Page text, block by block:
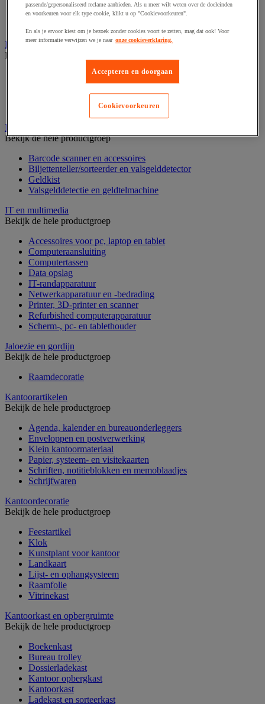
Deurnaambord
Folderrek en -houder
Bekijk de hele productgroep
Mobiel folderrek
Tafel folderstandaard
Inname en beheer van geld
Bekijk de hele productgroep
Barcode scanner en accessoires
Biljettenteller/sorteerder en valsgelddetector
Geldkist
Valsgelddetectie en geldtelmachine
IT en multimedia
Bekijk de hele productgroep
Accessoires voor pc, laptop en tablet
Computeraansluiting
Computertassen
Data opslag
IT-randapparatuur
Netwerkapparatuur en -bedrading
Printer, 3D-printer en scanner
Refurbished computerapparatuur
Scherm-, pc- en tablethouder
Jaloezie en gordijn
Bekijk de hele productgroep
Raamdecoratie
Kantoorartikelen
Bekijk de hele productgroep
Agenda, kalender en bureauonderleggers
Enveloppen en postverwerking
Klein kantoormateriaal
Papier, systeem- en visitekaarten
Schriften, notitieblokken en memoblaadjes
Schrijfwaren
Kantoordecoratie
Bekijk de hele productgroep
Feestartikel
Klok
Kunstplant voor kantoor
Landkaart
Lijst- en ophangsysteem
Raamfolie
Vitrinekast
Kantoorkast en opbergruimte
Bekijk de hele productgroep
Boekenkast
Bureau trolley
Dossierladekast
Kantoor opbergkast
Kantoorkast
Ladekast en sorteerkast
passende/gepersonaliseerd reclame aanbieden. Als u meer wilt weten over de doeleinden
en voorkeuren voor elk type cookie, klikt u op "Cookievoorkeuren".
En als je ervoor kiest om je bezoek zonder cookies voort te zetten, mag dat ook! Voor
meer informatie verwijzen we je naar onze cookieverklaring.
Accepteren en doorgaan
Cookievoorkeuren